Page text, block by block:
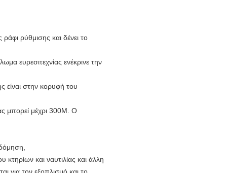
ρύθμισης και δένει το
ευρεσιτεχνίας ενέκρινε την
είναι στην κορυφή του
μπορεί μέχρι 300M. Ο
και ναυτιλίας και άλλη